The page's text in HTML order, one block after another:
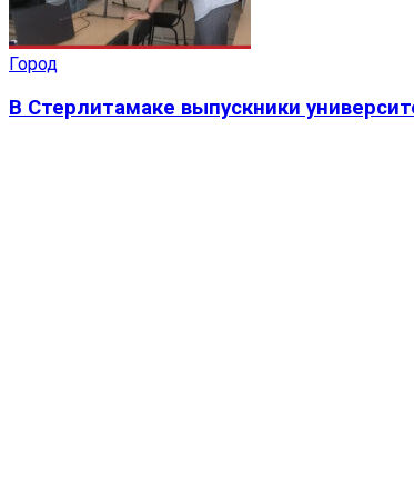
Город
В Стерлитамаке выпускники